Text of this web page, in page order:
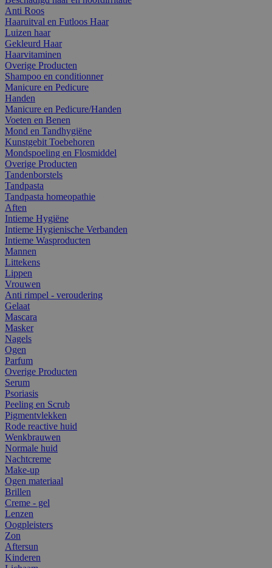
Anti Roos
Haaruitval en Futloos Haar
Luizen haar
Gekleurd Haar
Haarvitaminen
Overige Producten
Shampoo en conditionner
Manicure en Pedicure
Handen
Manicure en Pedicure/Handen
Voeten en Benen
Mond en Tandhygiëne
Kunstgebit Toebehoren
Mondspoeling en Flosmiddel
Overige Producten
Tandenborstels
Tandpasta
Tandpasta homeopathie
Aften
Intieme Hygiëne
Intieme Hygienische Verbanden
Intieme Wasproducten
Mannen
Littekens
Lippen
Vrouwen
Anti rimpel - veroudering
Gelaat
Mascara
Masker
Nagels
Ogen
Parfum
Overige Producten
Serum
Psoriasis
Peeling en Scrub
Pigmentvlekken
Rode reactive huid
Wenkbrauwen
Normale huid
Nachtcreme
Make-up
Ogen materiaal
Brillen
Creme - gel
Lenzen
Oogpleisters
Zon
Aftersun
Kinderen